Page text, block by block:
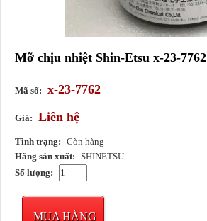
Mỡ chịu nhiệt Shin-Etsu x-23-7762
Mã số: x-23-7762
Giá: Liên hệ
Tình trạng:
Còn hàng
Hãng sản xuất:
SHINETSU
Số lượng:
MUA HÀNG